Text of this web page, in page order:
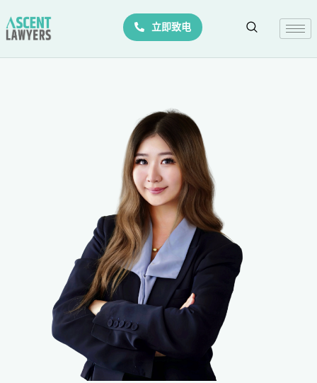
to
立即致电